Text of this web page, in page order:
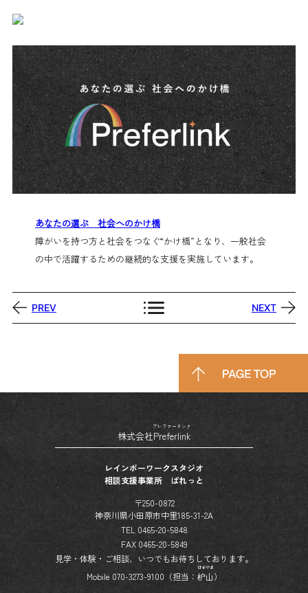
あなたの選ぶ 社会へのかけ橋
障がいを持つ方と社会をつなぐ“かけ橋”となり、一般社会
の中で活躍するための継続的な支援を実施しています。
PREV NEXT
株式会社Preferlink
プレファーリンク
レインボーワークスタジオ
相談支援事業所 ぱれっと
〒250-0872
神奈川県小田原市中里185-31-2A
TEL 0465-20-5848
FAX 0465-20-5849
見学・体験・ご相談、いつでもお待ちしております。
Mobile 070-3273-9100（担当： 枦山
はぜやま
）